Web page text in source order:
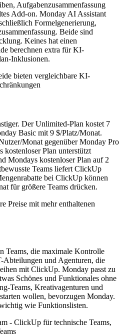
Aufgabenzusammenfassung
Add-on. Monday AI Assistant
Formelgenerierung,
Beide sind
Keines hat einen
berechnen extra für KI-
Inklusionen.
bieten vergleichbare KI-
Der Unlimited-Plan kostet 7
Basic mit 9 $/Platz/Monat.
Monat gegenüber Monday Pro
Plan unterstützt
Mondays kostenloser Plan auf 2
Teams liefert ClickUp
bei ClickUp können
für größere Teams drücken.
Preise mit mehr enthaltenen
Teams, die maximale Kontrolle
und Agenturen, die
mit ClickUp. Monday passt zu
Schönes und Funktionales ohne
Teams, Kreativagenturen und
wollen, bevorzugen Monday.
wie Funktionslisten.
- ClickUp für technische Teams,